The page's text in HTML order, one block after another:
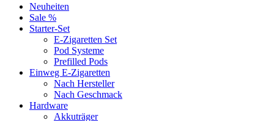
Neuheiten
Sale %
Starter-Set
E-Zigaretten Set
Pod Systeme
Prefilled Pods
Einweg E-Zigaretten
Nach Hersteller
Nach Geschmack
Hardware
Akkuträger